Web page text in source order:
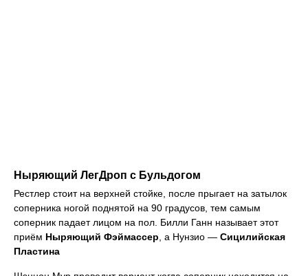
Ныряющий ЛегДроп с Бульдогом
Рестлер стоит на верхней стойке, после прыгает на затылок
соперника ногой поднятой на 90 градусов, тем самым
соперник падает лицом на пол. Билли Ганн называет этот
приём Ныряющий Фэймассер , а Нунзио — Сицилийская
Пластина